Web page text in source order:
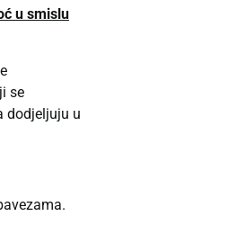
u smislu
se
dodjeljuju u